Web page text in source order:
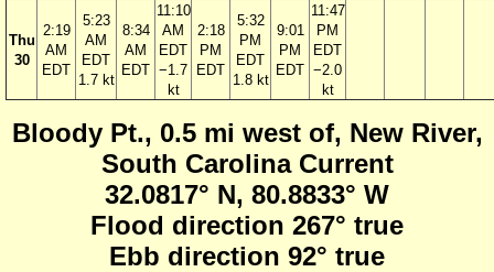
Thu
30
2:19
AM
EDT
5:23
AM
EDT
1.7 kt
8:34
AM
EDT
11:10
AM
EDT
−1.7
kt
2:18
PM
EDT
5:32
PM
EDT
1.8 kt
9:01
PM
EDT
11:47
PM
EDT
−2.0
kt
Bloody Pt., 0.5 mi west of, New River,
South Carolina Current
32.0817° N, 80.8833° W
Flood direction 267° true
Ebb direction 92° true